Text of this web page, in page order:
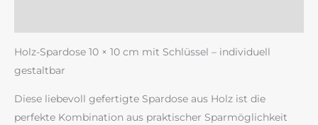
Holz-Spardose 10 × 10 cm mit Schlüssel – individuell
gestaltbar
Diese liebevoll gefertigte Spardose aus Holz ist die
perfekte Kombination aus praktischer Sparmöglichkeit